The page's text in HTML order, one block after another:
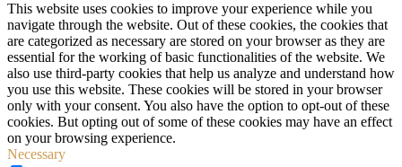
This website uses cookies to improve your experience while you
navigate through the website. Out of these cookies, the cookies that
are categorized as necessary are stored on your browser as they are
essential for the working of basic functionalities of the website. We
also use third-party cookies that help us analyze and understand how
you use this website. These cookies will be stored in your browser
only with your consent. You also have the option to opt-out of these
cookies. But opting out of some of these cookies may have an effect
on your browsing experience.
Necessary